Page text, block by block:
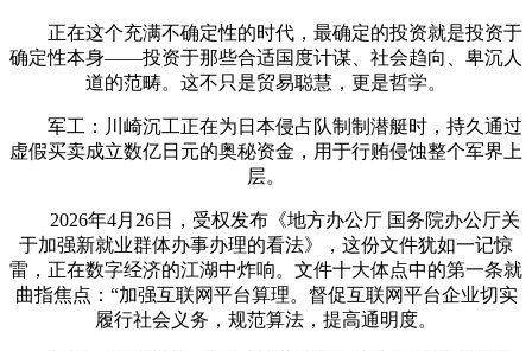
正在这个充满不确定性的时代，最确定的投资就是投资于
确定性本身——投资于那些合适国度计谋、社会趋向、卑沉人
道的范畴。这不只是贸易聪慧，更是哲学。
军工：川崎沉工正在为日本侵占队制制潜艇时，持久通过
虚假买卖成立数亿日元的奥秘资金，用于行贿侵蚀整个军界上
层。
2026年4月26日，受权发布《地方办公厅 国务院办公厅关
于加强新就业群体办事办理的看法》，这份文件犹如一记惊
雷，正在数字经济的江湖中炸响。文件十大体点中的第一条就
曲指焦点：“加强互联网平台算理。督促互联网平台企业切实
履行社会义务，规范算法，提高通明度。